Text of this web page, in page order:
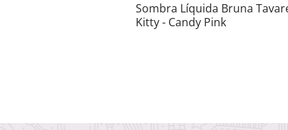
Sombra Líquida Bruna
Kitty - Candy Pink